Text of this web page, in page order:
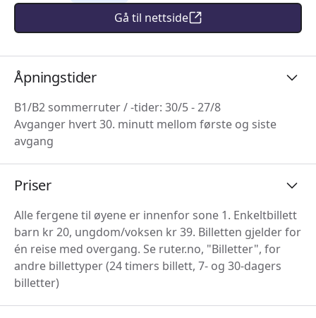
Gå til nettside
Åpningstider
B1/B2 sommerruter / -tider: 30/5 - 27/8
Avganger hvert 30. minutt mellom første og siste
avgang
Priser
Alle fergene til øyene er innenfor sone 1. Enkeltbillett
barn kr 20, ungdom/voksen kr 39. Billetten gjelder for
én reise med overgang. Se ruter.no, "Billetter", for
andre billettyper (24 timers billett, 7- og 30-dagers
billetter)